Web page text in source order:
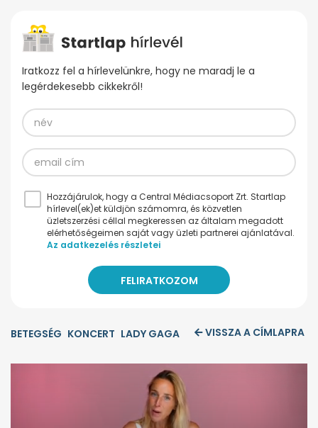
Iratkozz fel a hírlevelünkre, hogy ne maradj le a
legérdekesebb cikkekről!
Hozzájárulok, hogy a Central Médiacsoport Zrt. Startlap
hírlevel(ek)et küldjön számomra, és közvetlen
üzletszerzési céllal megkeressen az általam megadott
elérhetőségeimen saját vagy üzleti partnerei ajánlatával.
Az adatkezelés részletei
BETEGSÉG KONCERT LADY GAGA VISSZA A CÍMLAPRA